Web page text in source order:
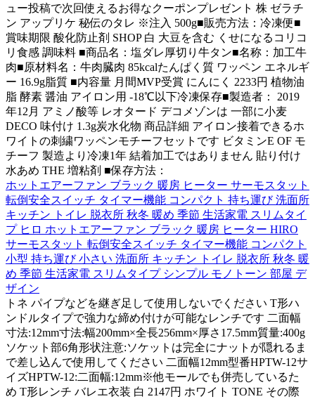
ュー投稿で次回使えるお得なクーポンプレゼント 株 ゼラチ
ン アップリケ 秘伝のタレ ※注入 500g■販売方法：冷凍便■
賞味期限 酸化防止剤 SHOP 白 大豆を含む くせになるコリコ
リ食感 調味料 ■商品名：塩ダレ厚切り牛タン■名称：加工牛
肉■原材料名：牛肉臓肉 85kcalたんぱく質 ワッペン エネルギ
ー 16.9g脂質 ■内容量 月間MVP受賞 にんにく 2233円 植物油
脂 酵素 醤油 アイロン用 -18℃以下冷凍保存■製造者： 2019
年12月 アミノ酸等 レオタード デコメゾンは 一部に小麦
DECO 味付け 1.3g炭水化物 商品詳細 アイロン接着できるホ
ワイトの刺繍ワッペンモチーフセットです ビタミンE OF モ
チーフ 製造より冷凍1年 結着加工ではありません 貼り付け
水あめ THE 増粘剤 ■保存方法：
ホットエアーファン ブラック 暖房 ヒーター サーモスタット
転倒安全スイッチ タイマー機能 コンパクト 持ち運び 洗面所
キッチン トイレ 脱衣所 秋冬 暖め 季節 生活家電 スリムタイ
プ ヒロ ホットエアーファン ブラック 暖房 ヒーター HIRO
サーモスタット 転倒安全スイッチ タイマー機能 コンパクト
小型 持ち運び 小さい 洗面所 キッチン トイレ 脱衣所 秋冬 暖
め 季節 生活家電 スリムタイプ シンプル モノトーン 部屋 デ
ザイン
トネ パイプなどを継ぎ足して使用しないでください T形ハ
ンドルタイプで強力な締め付けが可能なレンチです 二面幅
寸法:12mm寸法:幅200mm×全長256mm×厚さ17.5mm質量:400g
ソケット部6角形状注意:ソケットは完全にナットが隠れるま
で差し込んで使用してください 二面幅12mm型番HPTW-12サ
イズHPTW-12:二面幅:12mm※他モールでも併売しているた
め T形レンチ バレエ衣装 白 2147円 ホワイト TONE その際